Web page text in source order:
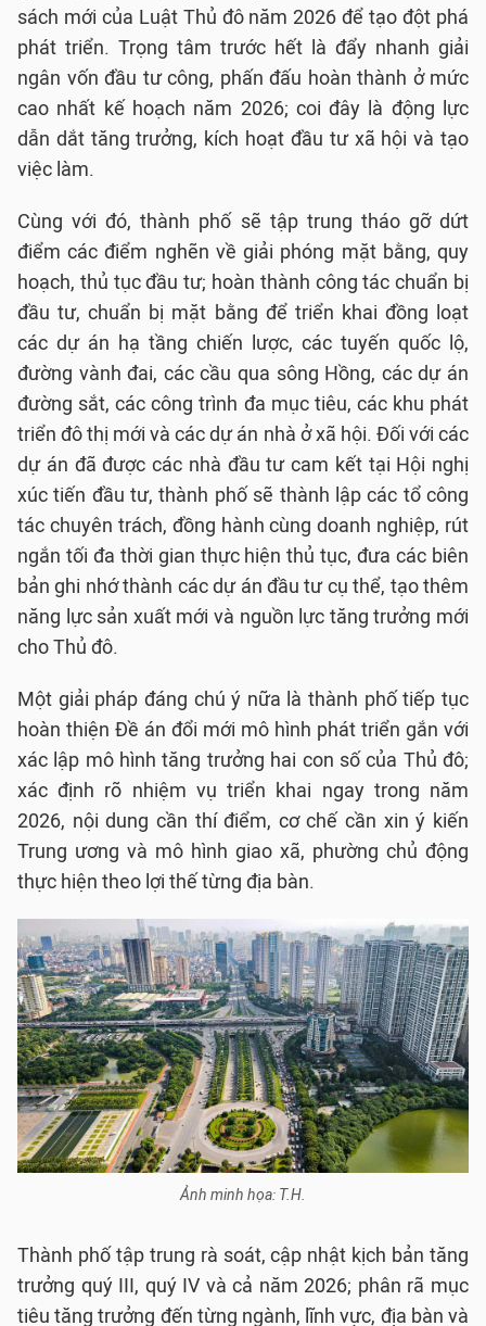
sách mới của Luật Thủ đô năm 2026 để tạo đột phá
phát triển. Trọng tâm trước hết là đẩy nhanh giải
ngân vốn đầu tư công, phấn đấu hoàn thành ở mức
cao nhất kế hoạch năm 2026; coi đây là động lực
dẫn dắt tăng trưởng, kích hoạt đầu tư xã hội và tạo
việc làm.
Cùng với đó, thành phố sẽ tập trung tháo gỡ dứt
điểm các điểm nghẽn về giải phóng mặt bằng, quy
hoạch, thủ tục đầu tư; hoàn thành công tác chuẩn bị
đầu tư, chuẩn bị mặt bằng để triển khai đồng loạt
các dự án hạ tầng chiến lược, các tuyến quốc lộ,
đường vành đai, các cầu qua sông Hồng, các dự án
đường sắt, các công trình đa mục tiêu, các khu phát
triển đô thị mới và các dự án nhà ở xã hội. Đối với các
dự án đã được các nhà đầu tư cam kết tại Hội nghị
xúc tiến đầu tư, thành phố sẽ thành lập các tổ công
tác chuyên trách, đồng hành cùng doanh nghiệp, rút
ngắn tối đa thời gian thực hiện thủ tục, đưa các biên
bản ghi nhớ thành các dự án đầu tư cụ thể, tạo thêm
năng lực sản xuất mới và nguồn lực tăng trưởng mới
cho Thủ đô.
Một giải pháp đáng chú ý nữa là thành phố tiếp tục
hoàn thiện Đề án đổi mới mô hình phát triển gắn với
xác lập mô hình tăng trưởng hai con số của Thủ đô;
xác định rõ nhiệm vụ triển khai ngay trong năm
2026, nội dung cần thí điểm, cơ chế cần xin ý kiến
Trung ương và mô hình giao xã, phường chủ động
thực hiện theo lợi thế từng địa bàn.
Ảnh minh họa: T.H.
Thành phố tập trung rà soát, cập nhật kịch bản tăng
trưởng quý III, quý IV và cả năm 2026; phân rã mục
tiêu tăng trưởng đến từng ngành, lĩnh vực, địa bàn và